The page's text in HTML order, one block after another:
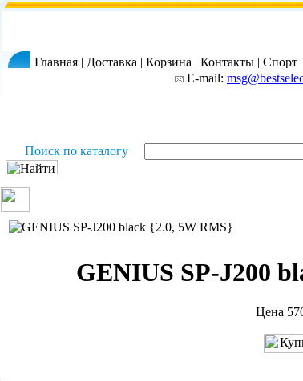
Главная | Доставка | Корзина | Контакты | Спорт
E-mail:
Поиск по каталогу
GENIUS SP-J200
Цена